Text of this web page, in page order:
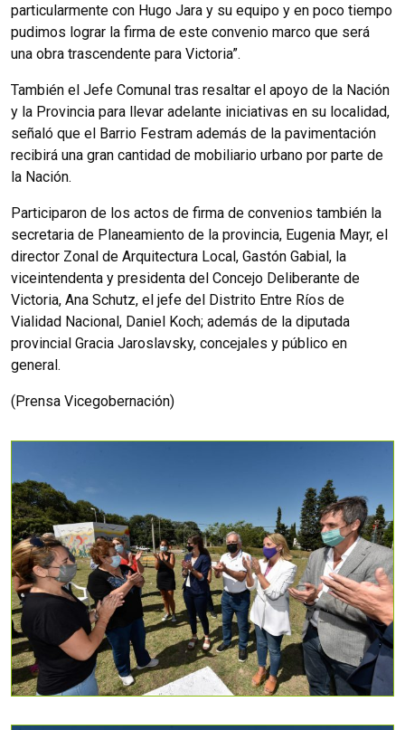
particularmente con Hugo Jara y su equipo y en poco tiempo
pudimos lograr la firma de este convenio marco que será
una obra trascendente para Victoria”.
También el Jefe Comunal tras resaltar el apoyo de la Nación
y la Provincia para llevar adelante iniciativas en su localidad,
señaló que el Barrio Festram además de la pavimentación
recibirá una gran cantidad de mobiliario urbano por parte de
la Nación.
Participaron de los actos de firma de convenios también la
secretaria de Planeamiento de la provincia, Eugenia Mayr, el
director Zonal de Arquitectura Local, Gastón Gabial, la
viceintendenta y presidenta del Concejo Deliberante de
Victoria, Ana Schutz, el jefe del Distrito Entre Ríos de
Vialidad Nacional, Daniel Koch; además de la diputada
provincial Gracia Jaroslavsky, concejales y público en
general.
(Prensa Vicegobernación)